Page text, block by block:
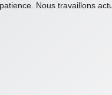
Nous travaillons